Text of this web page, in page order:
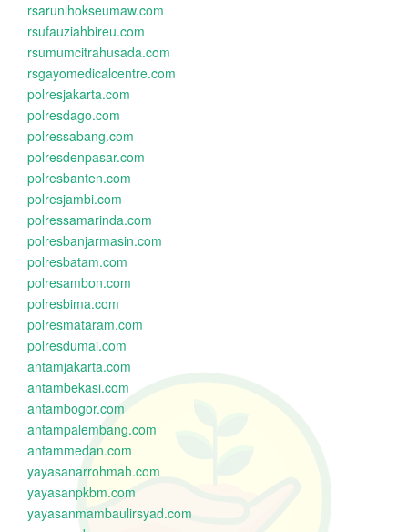
rsarunlhokseumaw.com
rsufauziahbireu.com
rsumumcitrahusada.com
rsgayomedicalcentre.com
polresjakarta.com
polresdago.com
polressabang.com
polresdenpasar.com
polresbanten.com
polresjambi.com
polressamarinda.com
polresbanjarmasin.com
polresbatam.com
polresambon.com
polresbima.com
polresmataram.com
polresdumai.com
antamjakarta.com
antambekasi.com
antambogor.com
antampalembang.com
antammedan.com
yayasanarrohmah.com
yayasanpkbm.com
yayasanmambaulirsyad.com